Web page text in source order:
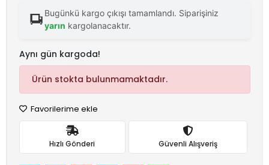
Bugünkü kargo çıkışı tamamlandı. Siparişiniz
yarın kargolanacaktır.
Aynı gün kargoda!
Ürün stokta bulunmamaktadır.
Favorilerime ekle
Hızlı Gönderi Güvenli Alışveriş